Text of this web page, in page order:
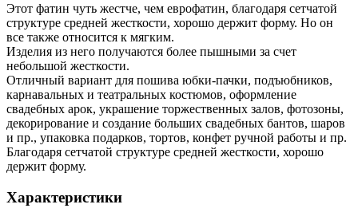
Этот фатин чуть жестче, чем еврофатин, благодаря сетчатой
структуре средней жесткости, хорошо держит форму. Но он
все также относится к мягким.
Изделия из него получаются более пышными за счет
небольшой жесткости.
Отличный вариант для пошива юбки-пачки, подъюбников,
карнавальных и театральных костюмов, оформление
свадебных арок, украшение торжественных залов, фотозоны,
декорирование и создание больших свадебных бантов, шаров
и пр., упаковка подарков, тортов, конфет ручной работы и пр.
Благодаря сетчатой структуре средней жесткости, хорошо
держит форму.
Характеристики